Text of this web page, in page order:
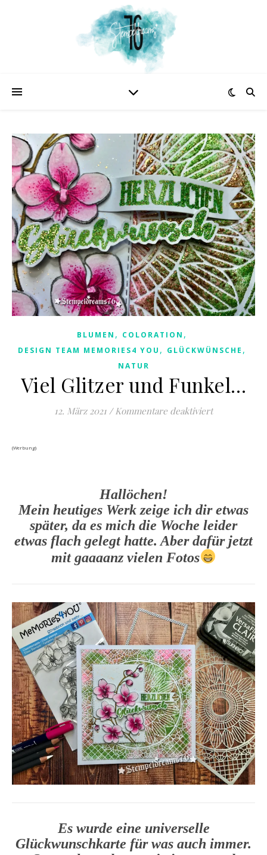
BLUMEN , COLORATION ,
DESIGN TEAM MEMORIES4 YOU , GLÜCKWÜNSCHE ,
NATUR
Viel Glitzer und Funkel…
12. März 2021 / Kommentare deaktiviertfür Viel
(Werbung)
Hallöchen!
Mein heutiges Werk zeige ich dir etwas
später, da es mich die Woche leider
etwas flach gelegt hatte. Aber dafür jetzt
mit gaaaanz vielen Fotos
Es wurde eine universelle
Glückwunschkarte für was auch immer.